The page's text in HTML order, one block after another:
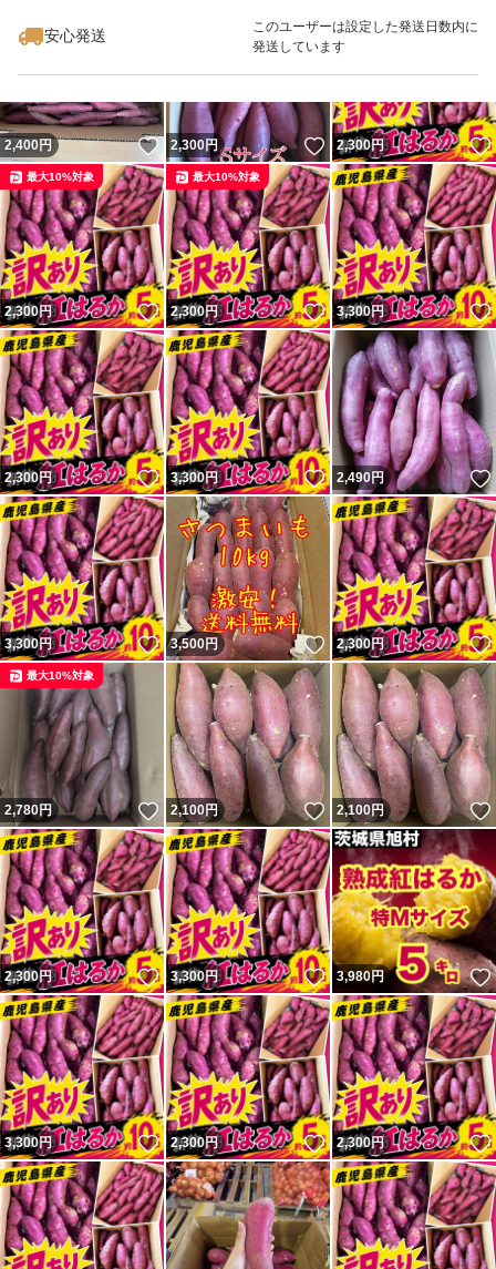
安心発送
このユーザーは設定した発送日数内に
発送しています
2,400円 いいね！
2,300円 いいね！
2,300円
2,300円 いいね！
最大10%対象
2,300円 いいね！
最大10%対象
3,300円
2,300円 いいね！
3,300円 いいね！
2,490円
3,300円 いいね！
3,500円 いいね！
2,300円
2,780円 いいね！
最大10%対象
2,100円 いいね！
2,100円
2,300円 いいね！
3,300円 いいね！
3,980円
3,300円 いいね！
2,300円 いいね！
2,300円